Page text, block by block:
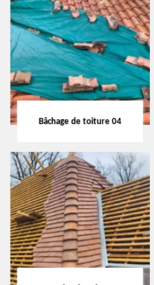
Bâchage de toiture 04